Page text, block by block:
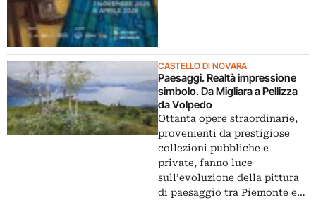
CASTELLO DI NOVARA
Paesaggi. Realtà impressione
simbolo. Da Migliara a Pellizza
da Volpedo
Ottanta opere straordinarie,
provenienti da prestigiose
collezioni pubbliche e
private, fanno luce
sull’evoluzione della pittura
di paesaggio tra Piemonte e…